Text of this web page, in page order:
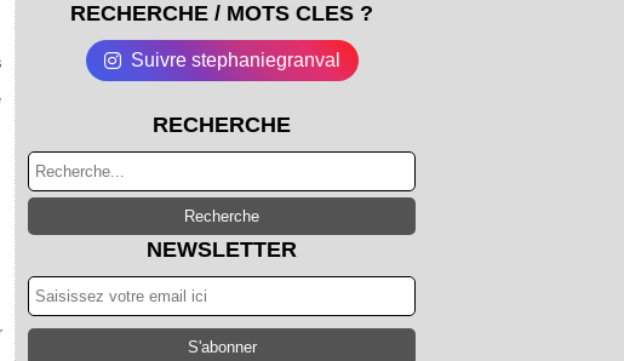
RECHERCHE / MOTS CLES ?
Suivre stephaniegranval
RECHERCHE
NEWSLETTER